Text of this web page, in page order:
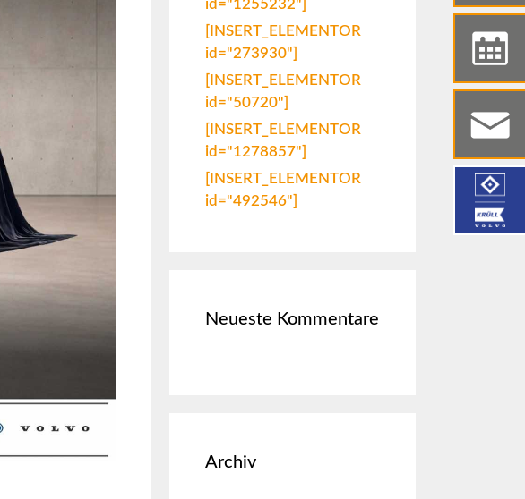
id="1255232"]
[INSERT_ELEMENTOR
id="273930"]
[INSERT_ELEMENTOR
id="50720"]
[INSERT_ELEMENTOR
id="1278857"]
[INSERT_ELEMENTOR
id="492546"]
Neueste Kommentare
Archiv